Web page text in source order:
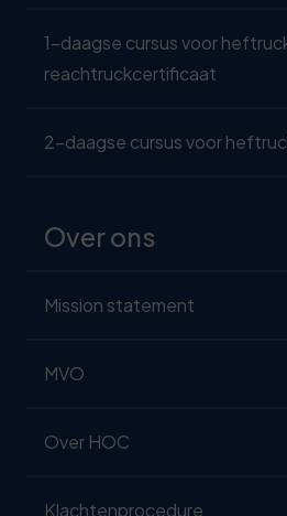
1-daagse cursus voor
reachtruckcertificaat
2-daagse cursus voor
Over ons
Mission statement
MVO
Over HOC
Klachtenprocedure